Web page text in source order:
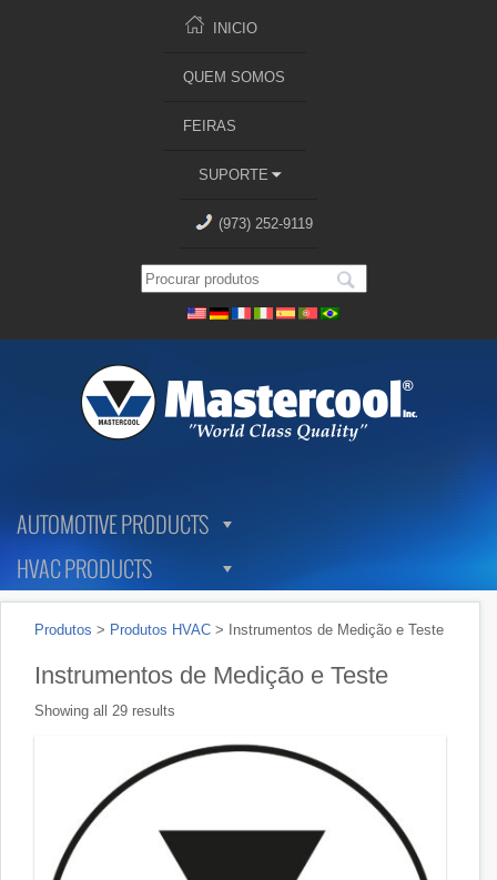
INICIO
QUEM SOMOS
FEIRAS
SUPORTE
(973) 252-9119
AUTOMOTIVE PRODUCTS
HVAC PRODUCTS
Produtos > Produtos HVAC > Instrumentos de Medição e Teste
Instrumentos de Medição e Teste
Showing all 29 results